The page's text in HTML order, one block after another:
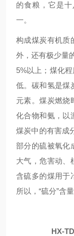
的食粮，它是
一。
构成煤炭有机质
外，还有极少量
5%以上；煤化
低。碳和氢是煤
元素。煤炭燃烧
化合物和氨，以
煤炭中的有害成
部分的硫被氧化
大气，危害动、
含硫多的煤用于
所以，“硫分”含
HX-